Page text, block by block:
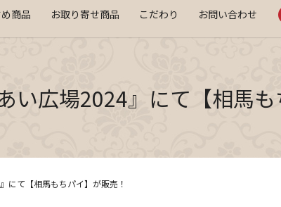
商品 お取り寄せ商品 こだわり お問い合わせ
広場2024』にて【相馬も
にて【相馬もちパイ】が販売！